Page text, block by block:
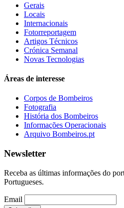
Gerais
Locais
Internacionais
Fotorreportagem
Artigos Técnicos
Crónica Semanal
Novas Tecnologias
Áreas de interesse
Corpos de Bombeiros
Fotografia
História dos Bombeiros
Informações Operacionais
Arquivo Bombeiros.pt
Newsletter
Receba as últimas informações do
Portugueses.
Email